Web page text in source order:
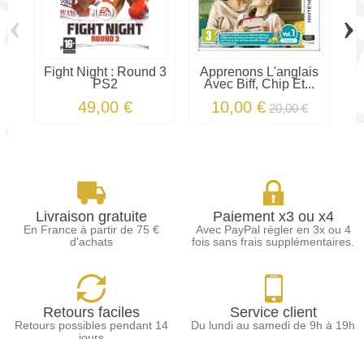
Fight Night : Round 3
PS2
49,00 €
Apprenons L'anglais
Avec Biff, Chip Et...
10,00 € 20,00 €
‹ ›
Livraison gratuite
En France à partir de 75 €
d'achats
Paiement x3 ou x4
Avec PayPal régler en 3x ou 4
fois sans frais supplémentaires.
Retours faciles
Retours possibles pendant 14
Service client
Du lundi au samedi de 9h à 19h